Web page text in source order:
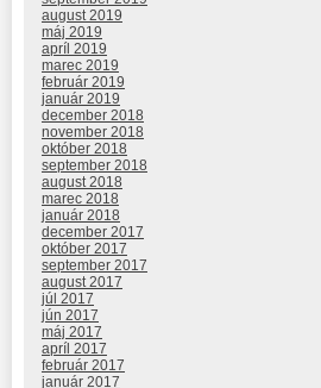
august 2019
máj 2019
apríl 2019
marec 2019
február 2019
január 2019
december 2018
november 2018
október 2018
september 2018
august 2018
marec 2018
január 2018
december 2017
október 2017
september 2017
august 2017
júl 2017
jún 2017
máj 2017
apríl 2017
február 2017
január 2017